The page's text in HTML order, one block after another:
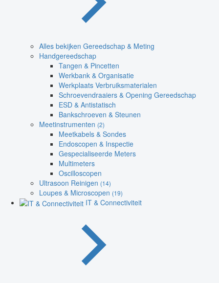
Alles bekijken Gereedschap & Meting
Handgereedschap
Tangen & Pincetten
Werkbank & Organisatie
Werkplaats Verbruiksmaterialen
Schroevendraaiers & Opening Gereedschap
ESD & Antistatisch
Bankschroeven & Steunen
Meetinstrumenten (2)
Meetkabels & Sondes
Endoscopen & Inspectie
Gespecialiseerde Meters
Multimeters
Oscilloscopen
Ultrasoon Reinigen (14)
Loupes & Microscopen (19)
IT & Connectiviteit